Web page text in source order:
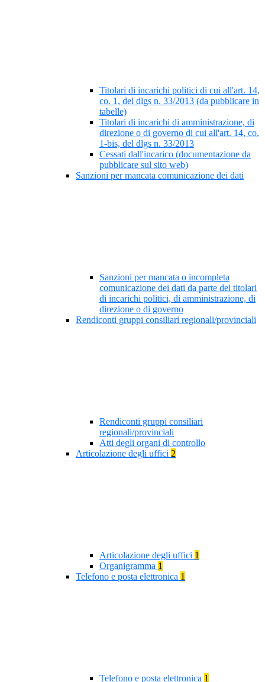
Titolari di incarichi politici di cui all'art. 14,
co. 1, del dlgs n. 33/2013 (da pubblicare in
tabelle)
Titolari di incarichi di amministrazione, di
direzione o di governo di cui all'art. 14, co.
1-bis, del dlgs n. 33/2013
Cessati dall'incarico (documentazione da
pubblicare sul sito web)
Sanzioni per mancata comunicazione dei dati
Sanzioni per mancata o incompleta
comunicazione dei dati da parte dei titolari
di incarichi politici, di amministrazione, di
direzione o di governo
Rendiconti gruppi consiliari regionali/provinciali
Rendiconti gruppi consiliari
regionali/provinciali
Atti degli organi di controllo
Articolazione degli uffici 2
Articolazione degli uffici 1
Organigramma 1
Telefono e posta elettronica 1
Telefono e posta elettronica 1